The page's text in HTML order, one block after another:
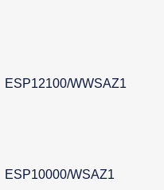
ESP12100/WWSAZ1
ESP10000/WSAZ1